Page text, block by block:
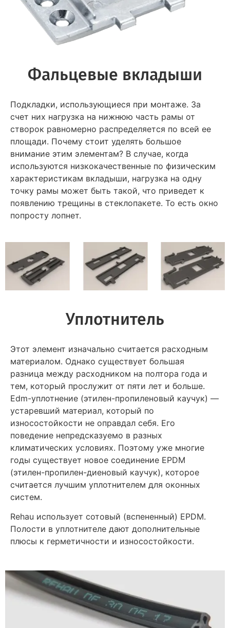
Фальцевые вкладыши
Подкладки, использующиеся при монтаже. За
счет них нагрузка на нижнюю часть рамы от
створок равномерно распределяется по всей ее
площади. Почему стоит уделять большое
внимание этим элементам? В случае, когда
используются низкокачественные по физическим
характеристикам вкладыши, нагрузка на одну
точку рамы может быть такой, что приведет к
появлению трещины в стеклопакете. То есть окно
попросту лопнет.
Уплотнитель
Этот элемент изначально считается расходным
материалом. Однако существует большая
разница между расходником на полтора года и
тем, который прослужит от пяти лет и больше.
Edm-уплотнение (этилен-пропиленовый каучук) —
устаревший материал, который по
износостойкости не оправдал себя. Его
поведение непредсказуемо в разных
климатических условиях. Поэтому уже многие
годы существует новое соединение EPDM
(этилен-пропилен-диеновый каучук), которое
считается лучшим уплотнителем для оконных
систем.
Rehau использует сотовый (вспененный) EPDM.
Полости в уплотнителе дают дополнительные
плюсы к герметичности и износостойкости.